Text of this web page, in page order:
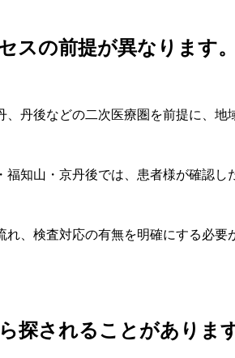
スの前提が異なります。
丹後などの二次医療圏を前提に、地
知山・京丹後では、患者様が確認し
、検査対応の有無を明確にする必要
探されることがあります